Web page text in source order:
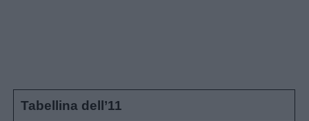
giornate
Tabellina dell’11